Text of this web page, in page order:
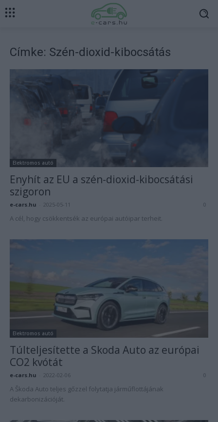
Címke: Szén-dioxid-kibocsátás
Elektromos autó
Enyhít az EU a szén-dioxid-kibocsátási
szigoron
e-cars.hu 2025-05-11 0
A cél, hogy csökkentsék az európai autóipar terheit.
Elektromos autó
Túlteljesítette a Skoda Auto az európai
CO2 kvótát
e-cars.hu 2022-02-06 0
A Škoda Auto teljes gőzzel folytatja járműflottájának
dekarbonizációját.